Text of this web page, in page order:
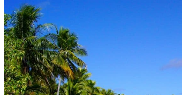
Notre agence
Notre agence à Tahiti
Réseau Asian Roads
Garanties et engagements Asian Roads
Demande d'info
09 83 40 65 79